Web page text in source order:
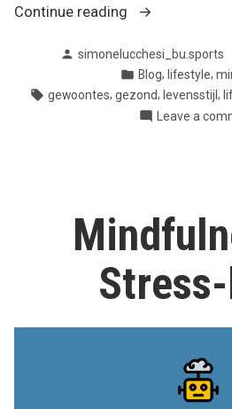
Continue reading
“Rust
in
een
volle
agenda”
Posted
simonelucchesi_bu.sports
Posted
in
Blog, lifestyle,
Tags:
gewoontes, gezond, levensstijl ,
Leave a